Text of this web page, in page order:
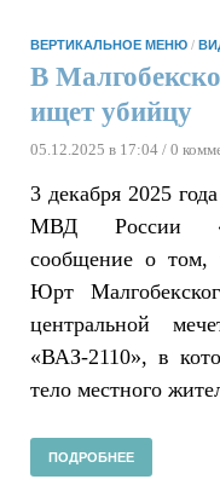
ВЕРТИКАЛЬНОЕ МЕНЮ /
В
ищет убийцу
05.12.2025 в 17:04 / 0
3 декабря 2025
МВД России
сообщение о том,
Юрт
центральной
«ВАЗ-2110», в
тело местного
ПОДРОБНЕЕ